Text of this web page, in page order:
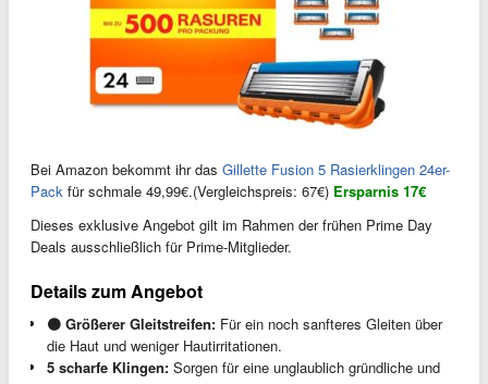
Bei Amazon bekommt ihr das Gillette Fusion 5 Rasierklingen 24er-
Pack für schmale 49,99€.(Vergleichspreis: 67€) Ersparnis 17€
Dieses exklusive Angebot gilt im Rahmen der frühen Prime Day
Deals ausschließlich für Prime-Mitglieder.
Details zum Angebot
🟠 Größerer Gleitstreifen: Für ein noch sanfteres Gleiten über
die Haut und weniger Hautirritationen.
5 scharfe Klingen: Sorgen für eine unglaublich gründliche und